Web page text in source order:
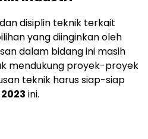
disiplin teknik terkait
yang diinginkan oleh
dalam bidang ini masih
mendukung proyek-proyek
teknik harus siap-siap
2023 ini.